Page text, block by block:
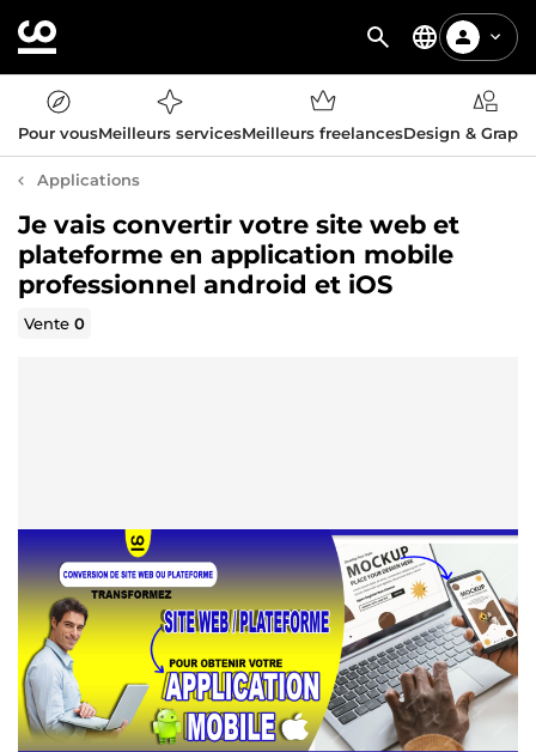
Pour vousMeilleurs servicesMeilleurs freelancesDesign &
Applications
Je vais convertir votre site web et
plateforme en application mobile
professionnel android et iOS
Vente0